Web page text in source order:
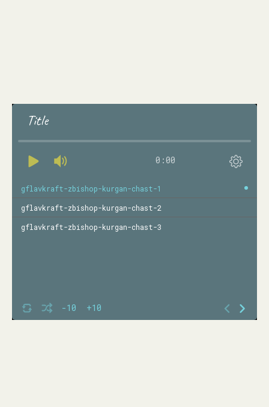
Title
0:00
-10 +10
gflavkraft-zbishop-kurgan-chast-1
gflavkraft-zbishop-kurgan-chast-2
gflavkraft-zbishop-kurgan-chast-3